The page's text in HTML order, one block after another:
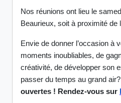
Nos réunions ont lieu le
Beaurieux, soit à proximité de
Envie de donner l’occasion à
moments inoubliables, de
créativité, de développer son
passer du temps au grand air?
ouvertes ! Rendez-vous sur